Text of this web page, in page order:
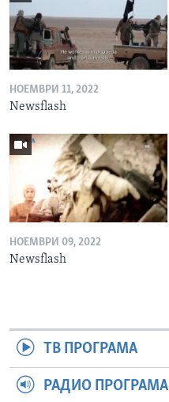
НОЕМВРИ 11, 2022
Newsflash
НОЕМВРИ 09, 2022
Newsflash
ТВ ПРОГРАМА
РАДИО ПРОГРАМА